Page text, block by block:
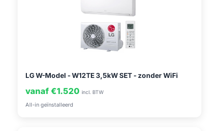
LG W-Model - W12TE 3,5kW SET - zonder WiFi
vanaf €1.520 incl. BTW
All-in geïnstalleerd